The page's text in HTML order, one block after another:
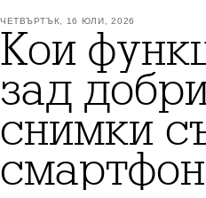
ЧЕТВЪРТЪК, 16 ЮЛИ, 2026
Кои
зад
снимки